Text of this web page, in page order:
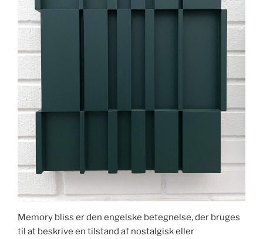
Memory bliss er den engelske betegnelse, der bruges
til at beskrive en tilstand af nostalgisk eller